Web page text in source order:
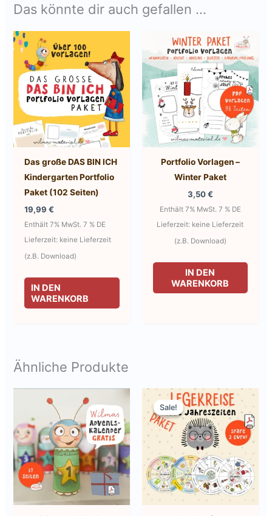
Das könnte dir auch gefallen …
Das große DAS BIN ICH
Kindergarten Portfolio
Paket (102 Seiten)
19,99 €
Enthält 7% MwSt. 7 % DE
Lieferzeit: keine Lieferzeit
(z.B. Download)
IN DEN
WARENKORB
Portfolio Vorlagen –
Winter Paket
3,50€
Enthält 7% MwSt. 7 % DE
Lieferzeit: keine Lieferzeit
(z.B. Download)
IN DEN
WARENKORB
Ähnliche Produkte
Sale!
Sale!